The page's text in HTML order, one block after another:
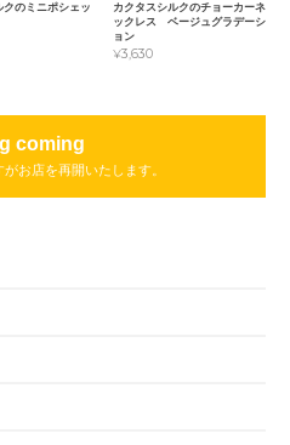
クのミニポシェッ
カクタスシルクのチョーカーネ
ックレス ベージュグラデーシ
ョン
¥3,630
coming
お店を再開いたします。